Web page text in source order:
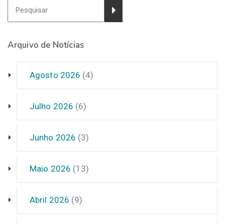
Arquivo de Notícias
Agosto 2026 (4)
Julho 2026 (6)
Junho 2026 (3)
Maio 2026 (13)
Abril 2026 (9)